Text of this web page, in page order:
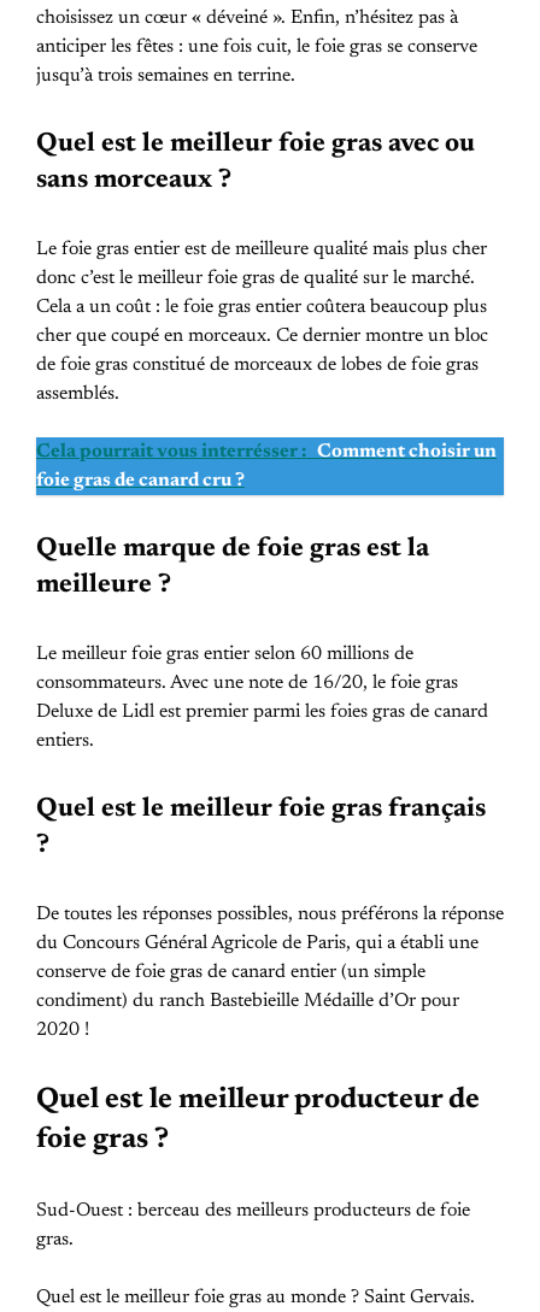
choisissez un cœur « déveiné ». Enfin, n’hésitez pas à
anticiper les fêtes : une fois cuit, le foie gras se conserve
jusqu’à trois semaines en terrine.
Quel est le meilleur foie gras avec ou
sans morceaux ?
Le foie gras entier est de meilleure qualité mais plus cher
donc c’est le meilleur foie gras de qualité sur le marché.
Cela a un coût : le foie gras entier coûtera beaucoup plus
cher que coupé en morceaux. Ce dernier montre un bloc
de foie gras constitué de morceaux de lobes de foie gras
assemblés.
Cela pourrait vous interrésser : Comment choisir un
foie gras de canard cru ?
Quelle marque de foie gras est la
meilleure ?
Le meilleur foie gras entier selon 60 millions de
consommateurs. Avec une note de 16/20, le foie gras
Deluxe de Lidl est premier parmi les foies gras de canard
entiers.
Quel est le meilleur foie gras français
?
De toutes les réponses possibles, nous préférons la réponse
du Concours Général Agricole de Paris, qui a établi une
conserve de foie gras de canard entier (un simple
condiment) du ranch Bastebieille Médaille d’Or pour
2020 !
Quel est le meilleur producteur de
foie gras ?
Sud-Ouest : berceau des meilleurs producteurs de foie
gras.
Quel est le meilleur foie gras au monde ? Saint Gervais.